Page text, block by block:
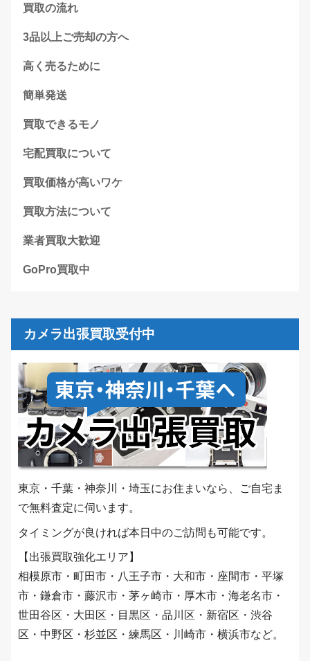
買取の流れ
3品以上ご売却の方へ
高く売るために
簡単発送
買取できるモノ
宅配買取について
買取価格が高いワケ
買取方法について
業者買取大歓迎
GoPro買取中
カメラ出張買取受付中
東京・千葉・神奈川・埼玉にお住まいなら、ご自宅ま
で無料査定に伺います。
タイミングが良ければ本日中のご訪問も可能です。
【出張買取強化エリア】
相模原市・町田市・八王子市・大和市・座間市・平塚
市・鎌倉市・藤沢市・茅ヶ崎市・厚木市・海老名市・
世田谷区・大田区・目黒区・品川区・新宿区・渋谷
区・中野区・杉並区・練馬区・川崎市・横浜市など。